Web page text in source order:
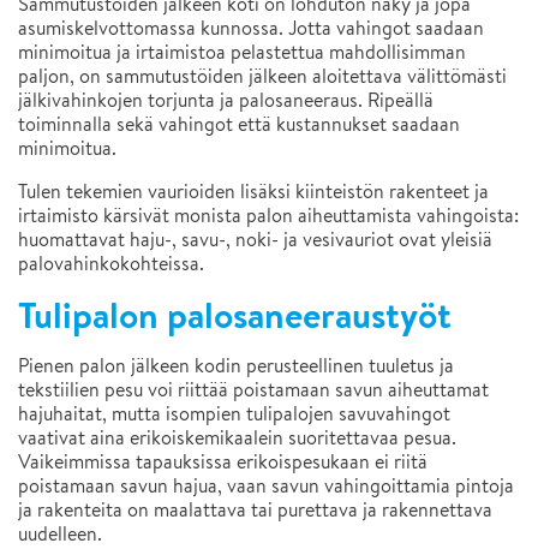
asumiskelvottomassa kunnossa. Jotta vahingot saadaan
minimoitua ja irtaimistoa pelastettua mahdollisimman
paljon, on sammutustöiden jälkeen aloitettava välittömästi
jälkivahinkojen torjunta ja palosaneeraus. Ripeällä
toiminnalla sekä vahingot että kustannukset saadaan
minimoitua.
Tulen tekemien vaurioiden lisäksi kiinteistön rakenteet ja
irtaimisto kärsivät monista palon aiheuttamista vahingoista:
huomattavat haju-, savu-, noki- ja vesivauriot ovat yleisiä
palovahinkokohteissa.
Tulipalon palosaneeraustyöt
Pienen palon jälkeen kodin perusteellinen tuuletus ja
tekstiilien pesu voi riittää poistamaan savun aiheuttamat
hajuhaitat, mutta isompien tulipalojen savuvahingot
vaativat aina erikoiskemikaalein suoritettavaa pesua.
Vaikeimmissa tapauksissa erikoispesukaan ei riitä
poistamaan savun hajua, vaan savun vahingoittamia pintoja
ja rakenteita on maalattava tai purettava ja rakennettava
uudelleen.